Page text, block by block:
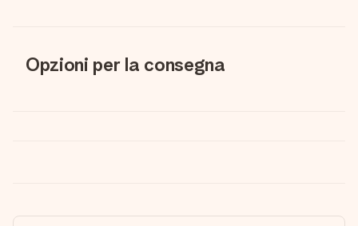
Opzioni per la consegna